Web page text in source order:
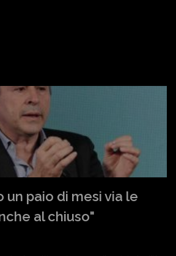
un paio di mesi via le
al chiuso"